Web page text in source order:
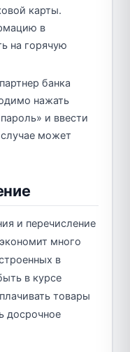
карты.
в
на горячую
банка
нажать
и ввести
может
и перечисление
много
в
в курсе
товары
досрочное